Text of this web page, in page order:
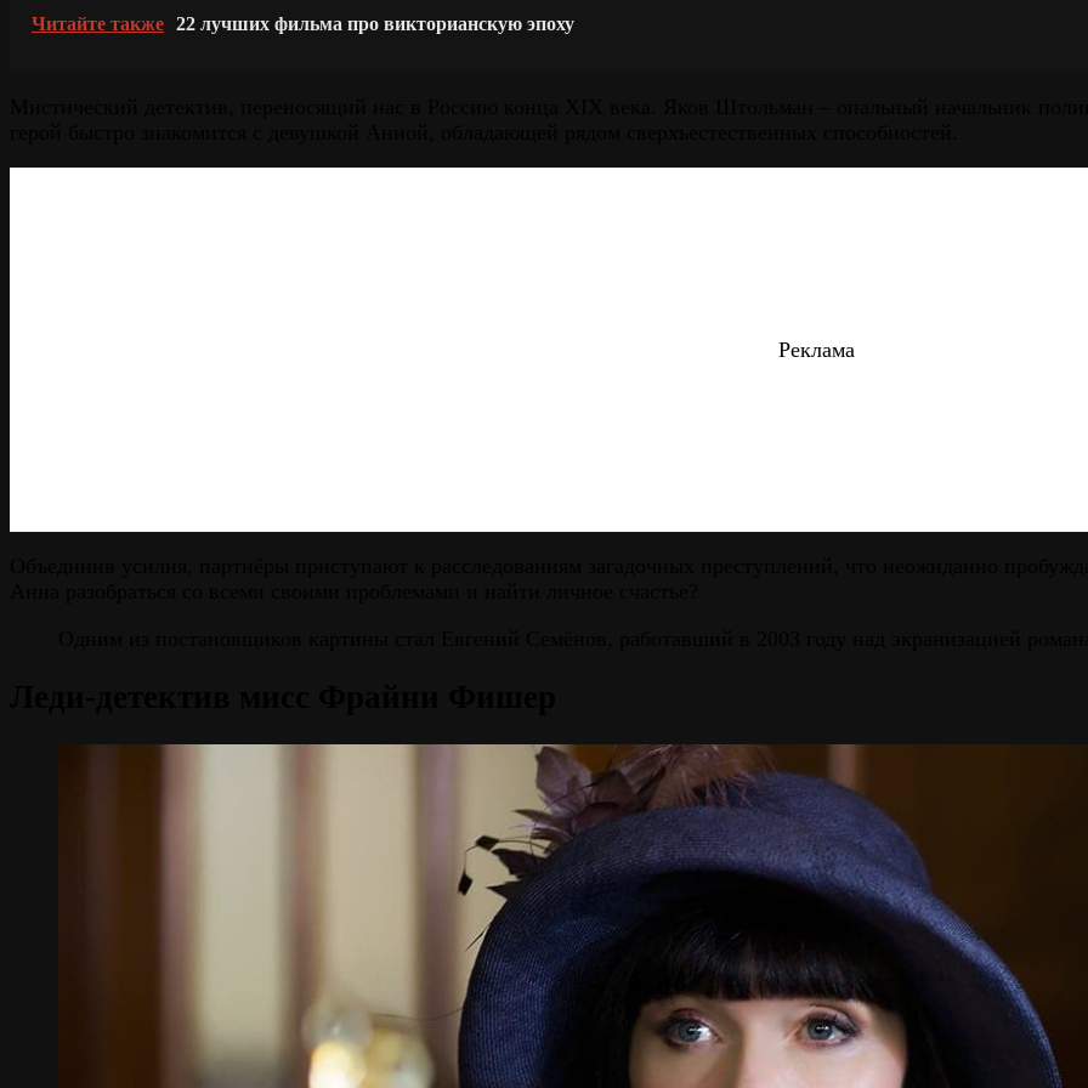
Читайте также 22 лучших фильма про викторианскую эпоху
Реклама